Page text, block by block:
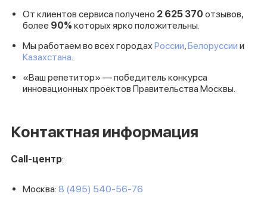
От клиентов сервиса получено 2 625 370 отзывов,
более 90% которых ярко положительны.
Мы работаем во всех городах России,Белоруссии и
Казахстана.
«Ваш репетитор» — победитель конкурса
инновационных проектов Правительства Москвы.
Контактная информация
Call-центр:
Москва: 8 (495) 540-56-76